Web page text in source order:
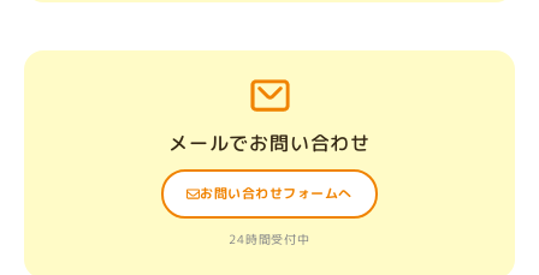
メールでお問い合わせ
お問い合わせフォームへ
24時間受付中